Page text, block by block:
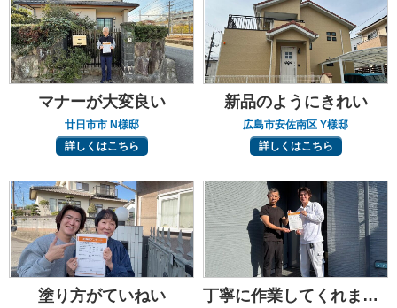
マナーが大変良い
廿日市市 N様邸
詳しくはこちら
新品のようにきれい
広島市安佐南区 Y様邸
詳しくはこちら
塗り方がていねい 丁寧に作業してくれました